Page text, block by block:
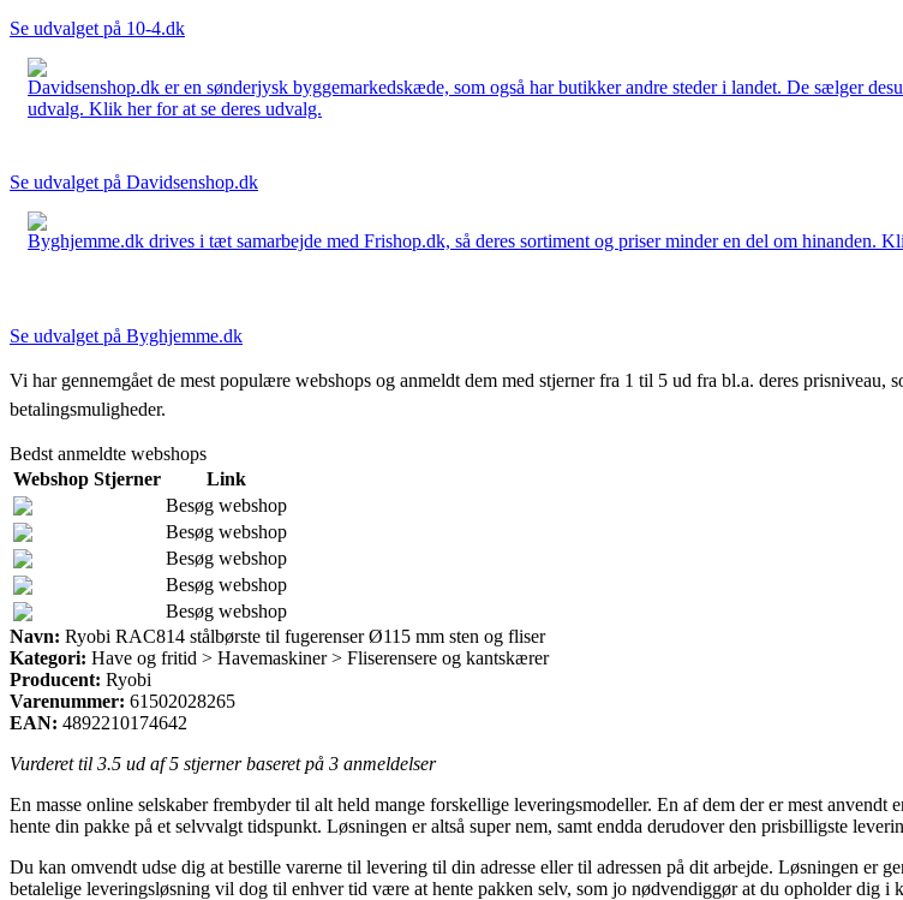
Se udvalget på 10-4.dk
Davidsenshop.dk er en sønderjysk byggemarkedskæde, som også har butikker andre steder i landet. De sælger
udvalg. Klik her for at se deres udvalg.
Se udvalget på Davidsenshop.dk
Byghjemme.dk drives i tæt samarbejde med Frishop.dk, så deres sortiment og priser minder en del om hinanden.
Se udvalget på Byghjemme.dk
Vi har gennemgået de mest populære webshops og anmeldt dem med stjerner fra 1 til 5 ud fra bl.a. deres
betalingsmuligheder.
Bedst anmeldte webshops
Webshop Stjerner
Link
Besøg webshop
Besøg webshop
Besøg webshop
Besøg webshop
Besøg webshop
Navn: Ryobi RAC814 stålbørste til fugerenser Ø115 mm sten og fliser
Kategori: Have og fritid > Havemaskiner > Fliserensere og kantskærer
Producent: Ryobi
Varenummer: 61502028265
EAN: 4892210174642
Vurderet til 3.5 ud af 5 stjerner baseret på 3 anmeldelser
En masse online selskaber frembyder til alt held mange forskellige leveringsmodeller. En af dem der er mest
hente din pakke på et selvvalgt tidspunkt. Løsningen er altså super nem, samt endda derudover den prisbilligste
Du kan omvendt udse dig at bestille varerne til levering til din adresse eller til adressen på dit arbejde. Løsningen er
betalelige leveringsløsning vil dog til enhver tid være at hente pakken selv, som jo nødvendiggør at du opholder dig i